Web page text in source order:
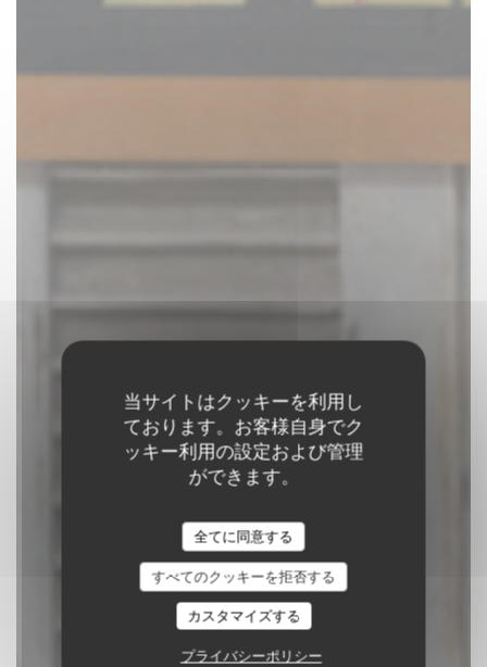
当サイトはクッキーを利用し
ております。お客様自身でク
ッキー利用の設定および管理
ができます。
全てに同意する
すべてのクッキーを拒否する
カスタマイズする
プライバシーポリシー
Comptoir 17
料理人|TOURNAI
予約